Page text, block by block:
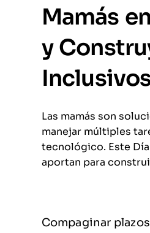
Mamás
y
Las mamás son
manejar múltiples
tecnológico. Este
aportan para
Compaginar